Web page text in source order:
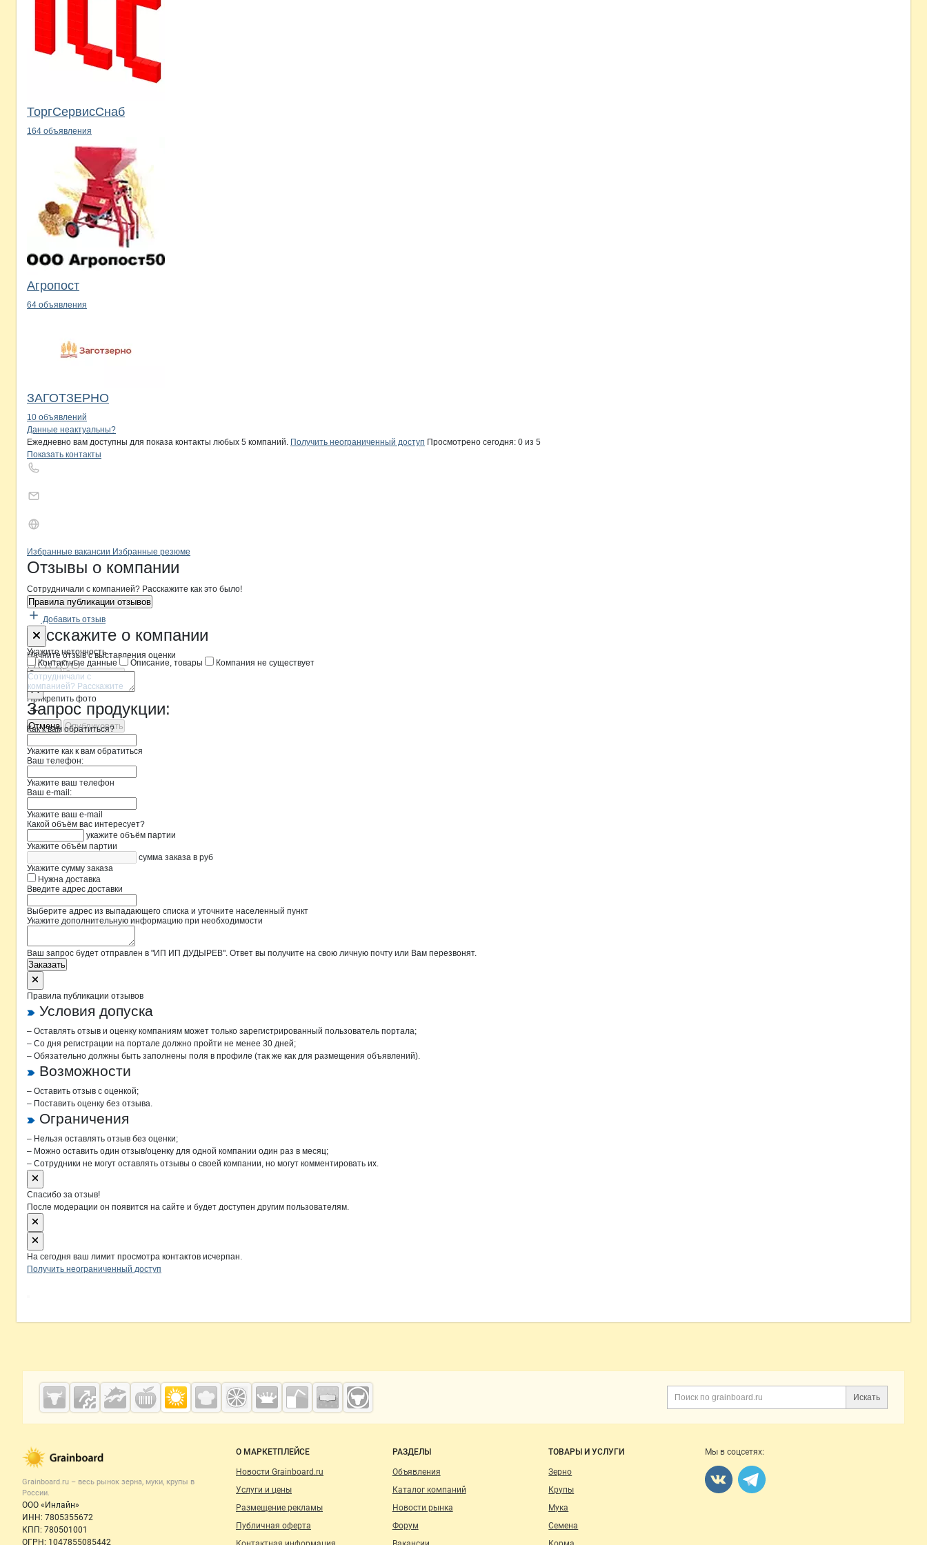
ТоргСервисСнаб
164 объявления
Агропост
64 объявления
ЗАГОТЗЕРНО
10 объявлений
Контактыкомпании
+7(800)000-00-..
Данные неактуальны?
Ежедневно вам доступны для показа контакты любых 5 компаний. Получить неограниченный доступ Просмотрено сегодня: 0 из 5
Показать контакты
Брендыкомпани ИП ДУДЫРЕВ
Вакансии вИП ДУДЫРЕВ
Избранные вакансии Избранные резюме
Новости oИП ДУДЫРЕВ, ИП
Отзывы о компании
Сотрудничали с компанией? Расскажите как это было!
Правила публикации отзывов
Добавить отзыв
Расскажите о компании
Начните отзыв с выставления оценки
Прикрепить фото
Отмена Опубликовать
Форма обратной связи о неточностях на странице
Укажите неточность
Контактные данные
Описание, товары Компания не существует
Отмена Опубликовать
Запрос продукции:
Как к вам обратиться?
Укажите как к вам обратиться
Ваш телефон:
Укажите ваш телефон
Ваш e-mail:
Укажите ваш e-mail
Какой объём вас интересует?
укажите объём партии
Укажите объём партии
сумма заказа в руб
Укажите сумму заказа
Нужна доставка
Введите адрес доставки
Выберите адрес из выпадающего списка и уточните населенный пункт
Укажите дополнительную информацию при необходимости
Ваш запрос будет отправлен в "ИП ИП ДУДЫРЕВ". Ответ вы получите на свою личную почту или Вам перезвонят.
Заказать
Правила публикации отзывов
Условия допуска
– Оставлять отзыв и оценку компаниям может только зарегистрированный пользователь портала;
– Со дня регистрации на портале должно пройти не менее 30 дней;
– Обязательно должны быть заполнены поля в профиле (так же как для размещения объявлений).
Возможности
– Оставить отзыв с оценкой;
– Поставить оценку без отзыва.
Ограничения
– Нельзя оставлять отзыв без оценки;
– Можно оставить один отзыв/оценку для одной компании один раз в месяц;
– Сотрудники не могут оставлять отзывы о своей компании, но могут комментировать их.
Спасибо за отзыв!
После модерации он появится на сайте и будет доступен другим пользователям.
На сегодня ваш лимит просмотра контактов исчерпан.
Получить неограниченный доступ
Дополнительная информация
Искать
Cсылки на полезные проекты
Grainboard.ru
Важные разделы и контакты
Grainboard.ru – весь рынок зерна, муки, крупы в
России.
ООО «Инлайн»
ИНН: 7805355672
КПП: 780501001
ОГРН: 1047855085442
Навигация по сайту
О МАРКЕТПЛЕЙСЕ
Новости Grainboard.ru
Услуги и цены
Размещение рекламы
Публичная оферта
РАЗДЕЛЫ
Объявления
Каталог компаний
Новости рынка
Форум
ТОВАРЫ И УСЛУГИ
Зерно
Крупы
Мука
Семена
Мы в соцсетях: